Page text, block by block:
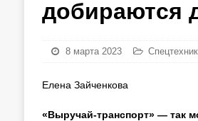
добираются
8 марта 2023
Елена Зайченкова
«Выручай-транспорт» — так